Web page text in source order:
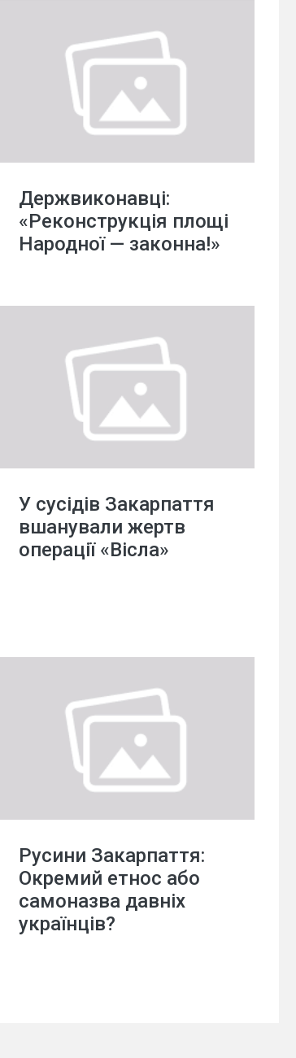
Держвиконавці:
«Реконструкція площі
Народної — законна!»
У сусідів Закарпаття
вшанували жертв
операції «Вісла»
Русини Закарпаття:
Окремий етнос або
самоназва давніх
українців?